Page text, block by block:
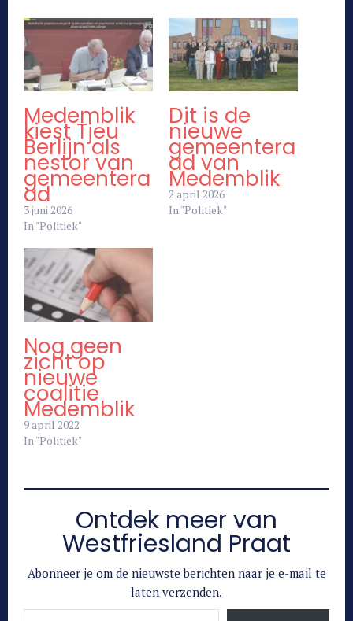
Medemblik
kiest Tjeu
Berlijn als
nestor van
gemeentera
ad
3 juni 2026
In "Politiek"
Dit is de
nieuwe
gemeentera
ad van
Medemblik
2 april 2026
In "Politiek"
Nog geen
zicht op
nieuwe
coalitie
Medemblik
9 april 2022
In "Politiek"
Ontdek meer van
Westfriesland Praat
Abonneer je om de nieuwste berichten naar je e-mail te
laten verzenden.
Typ je e-mail...